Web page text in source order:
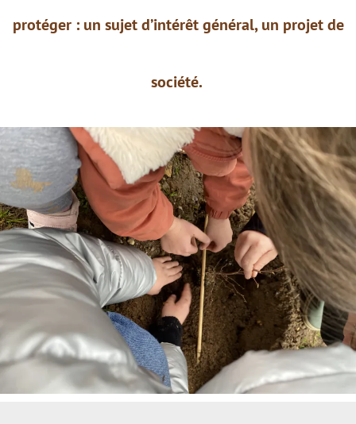
protéger : un sujetd’intérêt général, un projet de
société.